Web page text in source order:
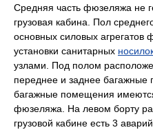
Средняя часть фюзеляжа не
грузовая кабина. Пол
основных силовых
установки санитарных
узлами. Под полом
переднее и заднее
багажные помещения
фюзеляжа. На левом борту
грузовой кабине есть 3